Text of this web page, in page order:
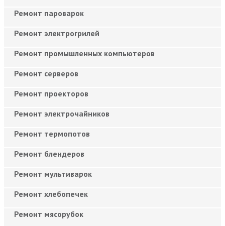
Ремонт пароварок
Ремонт электрогрилей
Ремонт промышленных компьютеров
Ремонт серверов
Ремонт проекторов
Ремонт электрочайников
Ремонт термопотов
Ремонт блендеров
Ремонт мультиварок
Ремонт хлебопечек
Ремонт мясорубок